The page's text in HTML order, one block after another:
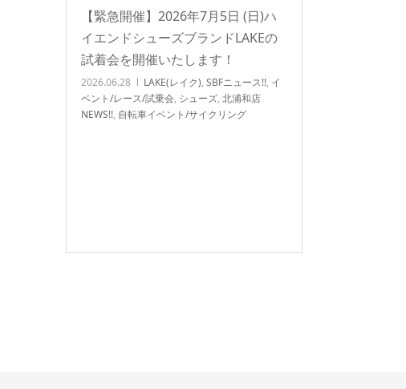
【緊急開催】2026年7月5日 (日)ハ
イエンドシューズブランドLAKEの
試着会を開催いたします！
2026.06.28 LAKE(レイク), SBFニュース!!, イ
ベント/レース/試乗会, シューズ, 北浦和店
NEWS!!, 自転車イベント/サイクリング